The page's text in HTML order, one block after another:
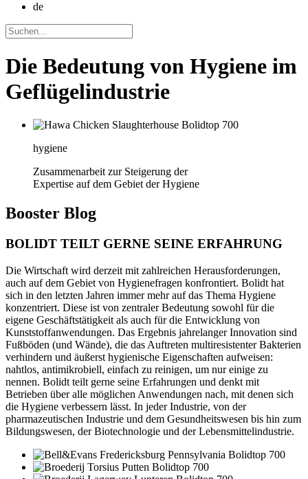
de
Die Bedeutung von Hygiene im
Geflügelindustrie
hygiene
Zusammenarbeit zur Steigerung der
Expertise auf dem Gebiet der Hygiene
Booster Blog
BOLIDT TEILT GERNE SEINE ERFAHRUNG
Die Wirtschaft wird derzeit mit zahlreichen Herausforderungen,
auch auf dem Gebiet von Hygienefragen konfrontiert. Bolidt hat
sich in den letzten Jahren immer mehr auf das Thema Hygiene
konzentriert. Diese ist von zentraler Bedeutung sowohl für die
eigene Geschäftstätigkeit als auch für die Entwicklung von
Kunststoffanwendungen. Das Ergebnis jahrelanger Innovation sind
Fußböden (und Wände), die das Auftreten multiresistenter Bakterien
verhindern und äußerst hygienische Eigenschaften aufweisen:
nahtlos, antimikrobiell, einfach zu reinigen, um nur einige zu
nennen. Bolidt teilt gerne seine Erfahrungen und denkt mit
Betrieben über alle möglichen Anwendungen nach, mit denen sich
die Hygiene verbessern lässt. In jeder Industrie, von der
pharmazeutischen Industrie und dem Gesundheitswesen bis hin zum
Bildungswesen, der Biotechnologie und der Lebensmittelindustrie.